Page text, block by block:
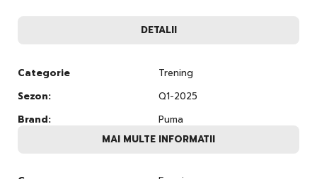
DETALII
Categorie
Trening
Sezon:
Q1-2025
Brand:
Puma
MAI MULTE INFORMATII